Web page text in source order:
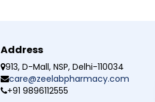
Address
913, D-Mall, NSP, Delhi-110034
care@zeelabpharmacy.com
+91 9896112555